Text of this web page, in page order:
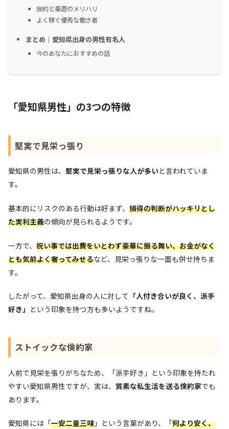
倹約と豪遊のメリハリ
よく稼ぐ優秀な働き者
まとめ｜愛知県出身の男性有名人
今のあなたにおすすめの話
「愛知県男性」の3つの特徴
堅実で見栄っ張り
愛知県の男性は、 堅実で見栄っ張りな人が多いと言われていま
す。
基本的にリスクのある行動は好まず、 損得の判断がハッキリとし
た実利主義の傾向が見られるようです。
一方で、 祝い事では出費をいとわず豪華に振る舞い、お金がなく
とも気前よく奢ってみせるなど、見栄っ張りな一面も併せ持ちま
す。
したがって、愛知県出身の人に対して 「人付き合いが良く、派手
好き」 という印象を持つ方も多いようですね。
ストイックな倹約家
人前で見栄を張りがちなため、「派手好き」という印象を持たれ
やすい愛知県男性ですが、実は、 質素な私生活を送る倹約家でも
あります。
愛知県には「一安二量三味」という言葉があり、「何より安く、